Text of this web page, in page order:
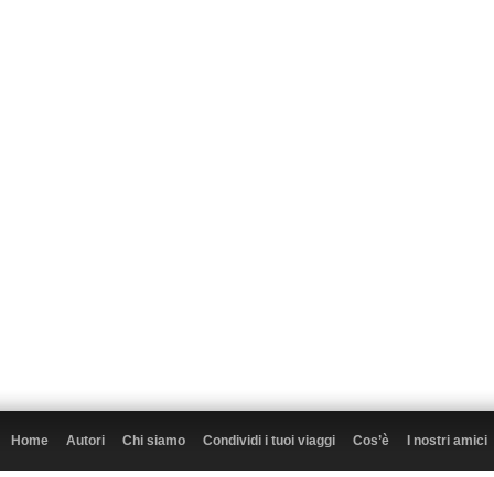
Home Autori Chi siamo Condividi i tuoi viaggi Cos’è I nostri amici